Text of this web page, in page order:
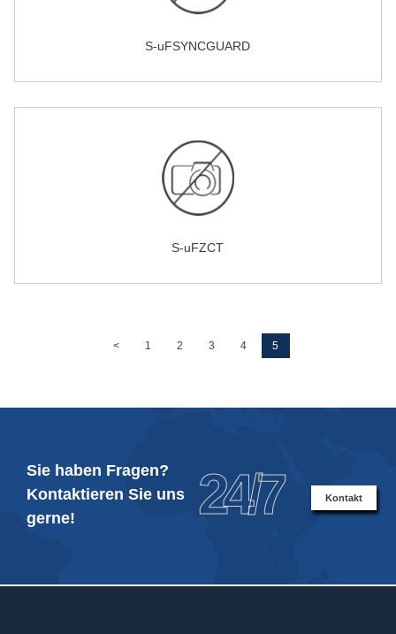
S-uFSYNCGUARD
S-uFZCT
< 1 2 3 4 5
Sie haben Fragen?
Kontaktieren Sie uns
gerne!
24/7 Kontakt